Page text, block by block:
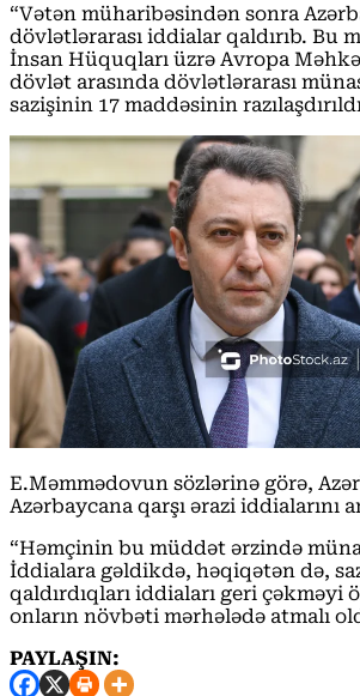
“Vətən müharibəsindən sonra
dövlətlərarası iddialar qaldırıb.
İnsan Hüquqları üzrə Avropa
dövlət arasında dövlətlərarası
sazişinin 17 maddəsinin
E.Məmmədovun sözlərinə görə,
Azərbaycana qarşı ərazi iddialarını
“Həmçinin bu müddət ərzində
İddialara gəldikdə, həqiqətən də,
qaldırdıqları iddiaları geri
onların növbəti mərhələdə atmalı
PAYLAŞIN: